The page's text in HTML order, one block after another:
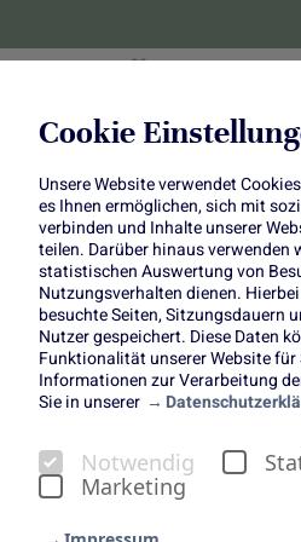
Cookie
Unsere Website verwendet
es Ihnen ermöglichen, sich mit
verbinden und Inhalte unserer
teilen. Darüber hinaus verwenden
statistischen Auswertung von
Nutzungsverhalten dienen.
besuchte Seiten, Sitzungsdauern
Nutzer gespeichert. Diese Daten
Funktionalität unserer Website für
Informationen zur Verarbeitung
Sie in unserer
Notwendig
Marketing
DIY Herbst
Arrangement